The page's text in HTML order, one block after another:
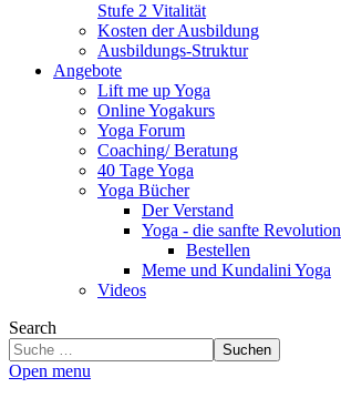
Stufe 2 Vitalität
Kosten der Ausbildung
Ausbildungs-Struktur
Angebote
Lift me up Yoga
Online Yogakurs
Yoga Forum
Coaching/ Beratung
40 Tage Yoga
Yoga Bücher
Der Verstand
Yoga - die sanfte Revolution
Bestellen
Meme und Kundalini Yoga
Videos
Search
Suchen
Open menu